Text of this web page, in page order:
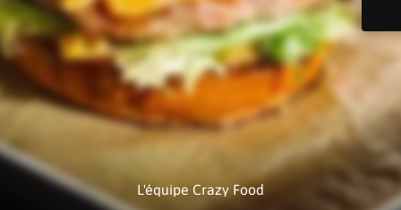
L'équipe Crazy Food